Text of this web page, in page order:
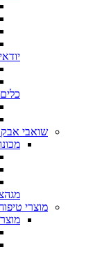
שואבי אבק
מוצרי